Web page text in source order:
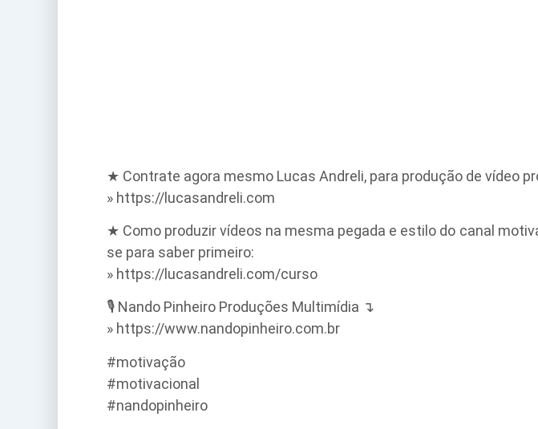
★ Contrate agora mesmo Lucas Andreli, para produção de vídeo
» https://lucasandreli.com
★ Como produzir vídeos na mesma pegada e estilo do canal
se para saber primeiro:
» https://lucasandreli.com/curso
🎙️ Nando Pinheiro Produções Multimídia ↴
» https://www.nandopinheiro.com.br
#motivação
#motivacional
#nandopinheiro